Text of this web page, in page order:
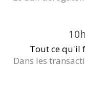
Tout ce qu'il
Dans les